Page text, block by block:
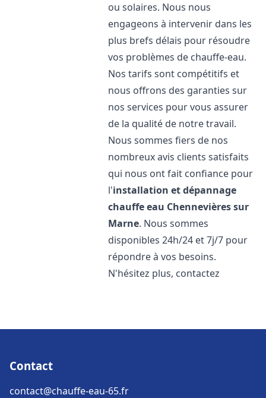
ou solaires. Nous nous
engageons à intervenir dans les
plus brefs délais pour résoudre
vos problèmes de chauffe-eau.
Nos tarifs sont compétitifs et
nous offrons des garanties sur
nos services pour vous assurer
de la qualité de notre travail.
Nous sommes fiers de nos
nombreux avis clients satisfaits
qui nous ont fait confiance pour
l'installation et dépannage
chauffe eau Chennevières sur
Marne. Nous sommes
disponibles 24h/24 et 7j/7 pour
répondre à vos besoins.
N'hésitez plus, contactez
Contact
contact@chauffe-eau-65.fr